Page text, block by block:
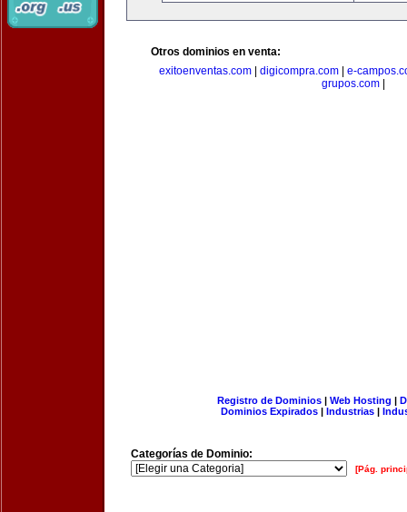
Otros dominios en venta:
exitoenventas.com| digicompra.com| e-
grupos.com
Registro de Dominios| Web Hosting |
Dominios Expirados | Industrias |
Categorías de Dominio:
[Pág.